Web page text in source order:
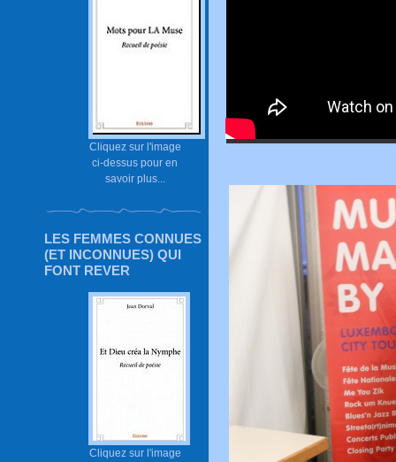
Cliquez sur l'image
ci-dessus pour en
savoir plus...
LES FEMMES CONNUES
(ET INCONNUES) QUI
FONT REVER
Cliquez sur l'image